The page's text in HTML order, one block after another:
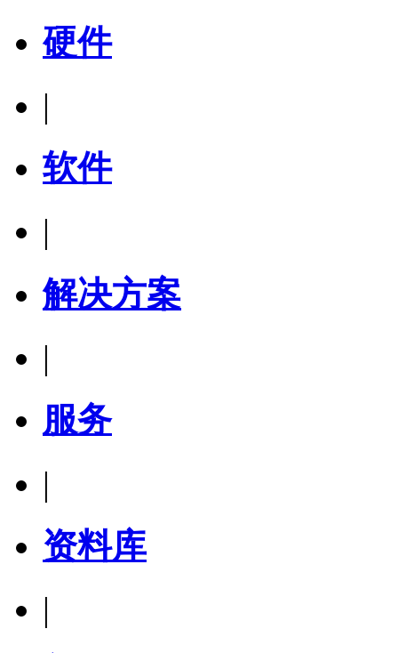
硬件
|
软件
|
解决方案
|
服务
|
资料库
|